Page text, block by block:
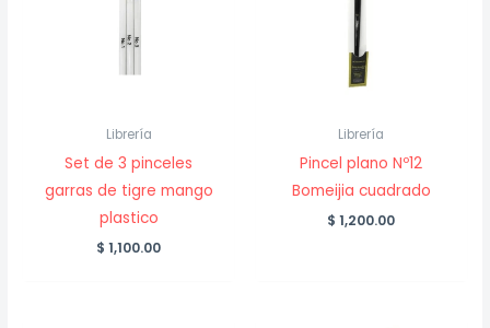
Librería
Set de 3 pinceles
garras de tigre mango
plastico
$ 1,100.00
Librería
Pincel plano Nº12
Bomeijia cuadrado
$ 1,200.00